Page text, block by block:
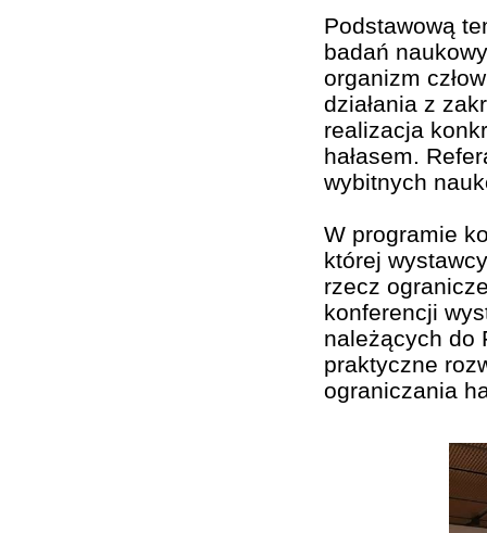
Podstawową
badań
organizm
działania z
realizacja
hałasem.
wybitnych
W programie
której
rzecz
konferencji
należących do
praktyczne
ograniczania